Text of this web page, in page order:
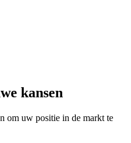
kansen
om uw positie in de markt te